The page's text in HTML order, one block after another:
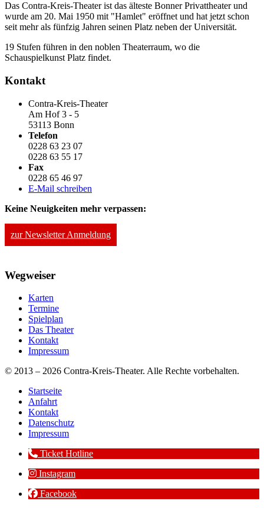
Das Contra-Kreis-Theater ist das älteste Bonner Privattheater und
wurde am 20. Mai 1950 mit "Hamlet" eröffnet und hat jetzt schon
seit mehr als fünfzig Jahren seinen Platz neben der Universität.
19 Stufen führen in den noblen Theaterraum, wo die
Schauspielkunst Platz findet.
Kontakt
Contra-Kreis-Theater
Am Hof 3 - 5
53113 Bonn
Telefon
0228 63 23 07
0228 63 55 17
Fax
0228 65 46 97
E-Mail schreiben
Keine Neuigkeiten mehr verpassen:
zur Newsletter Anmeldung
Wegweiser
Karten
Termine
Spielplan
Das Theater
Kontakt
Impressum
© 2013 – 2026 Contra-Kreis-Theater. Alle Rechte vorbehalten.
Startseite
Anfahrt
Kontakt
Datenschutz
Impressum
Ticket Hotline
Instagram
Facebook